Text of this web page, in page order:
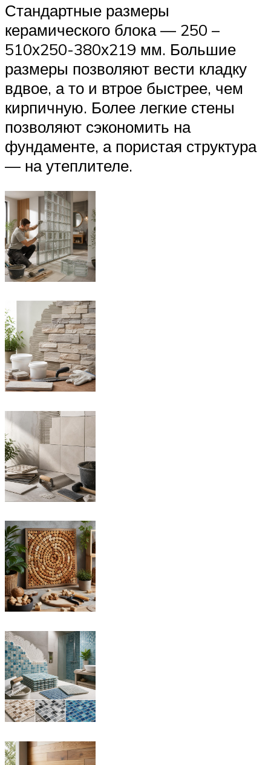
Стандартные размеры
керамического блока — 250 –
510х250-380х219 мм. Большие
размеры позволяют вести кладку
вдвое, а то и втрое быстрее, чем
кирпичную. Более легкие стены
позволяют сэкономить на
фундаменте, а пористая структура
— на утеплителе.